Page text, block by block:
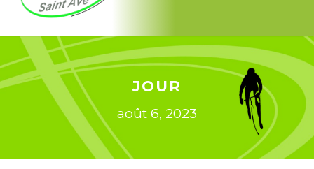
JOUR
août 6, 2023